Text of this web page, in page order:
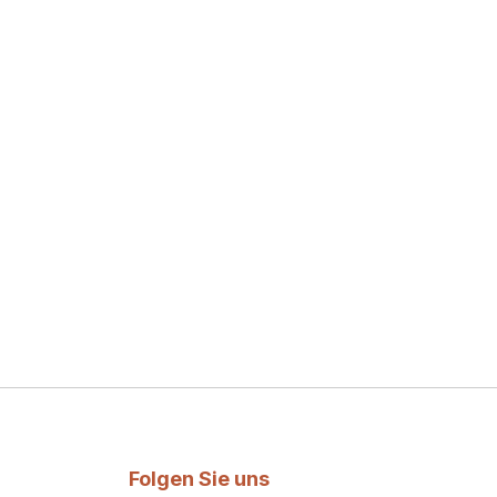
Folgen Sie uns